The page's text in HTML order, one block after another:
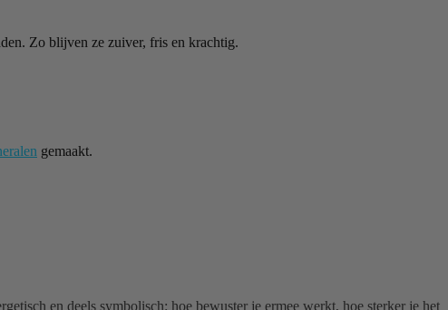
Zo blijven ze zuiver, fris en krachtig.
gemaakt.
en deels symbolisch: hoe bewuster je ermee werkt, hoe sterker je het